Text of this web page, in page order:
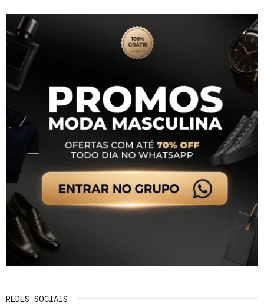
REDES SOCIAIS